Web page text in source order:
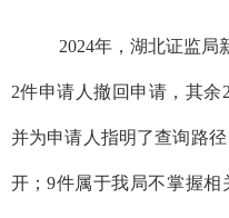
2024年， 湖北证监局
2件申请人撤回申请，其余
并为申请人指明了查询路径
开；9件属于我局不掌握相